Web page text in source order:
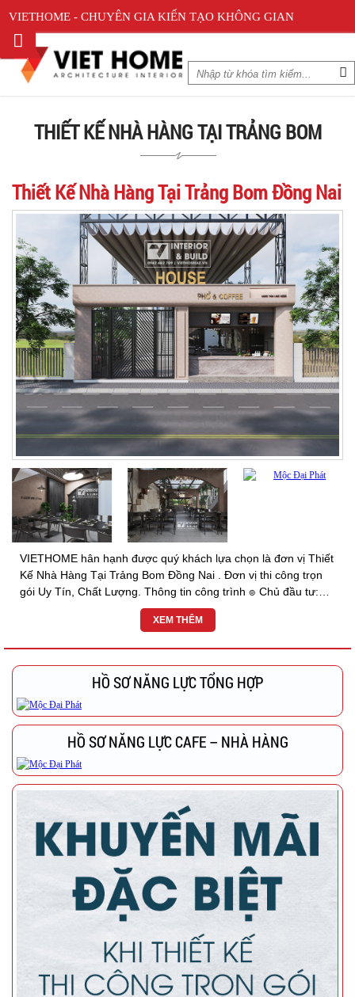
VIETHOME - CHUYÊN GIA KIẾN TẠO KHÔNG GIAN
THIẾT KẾ NHÀ HÀNG TẠI TRẢNG BOM
Thiết Kế Nhà Hàng Tại Trảng Bom Đồng Nai
VIETHOME hân hạnh được quý khách lựa chọn là đơn vị Thiết
Kế Nhà Hàng Tại Trảng Bom Đồng Nai . Đơn vị thi công trọn
gói Uy Tín, Chất Lượng. Thông tin công trình ๏ Chủ đầu tư:
Chị Phượng (Nhà hàng Phở Kết hợp Cafe)...
XEM THÊM
HỒ SƠ NĂNG LỰC TỔNG HỢP
HỒ SƠ NĂNG LỰC CAFE – NHÀ HÀNG